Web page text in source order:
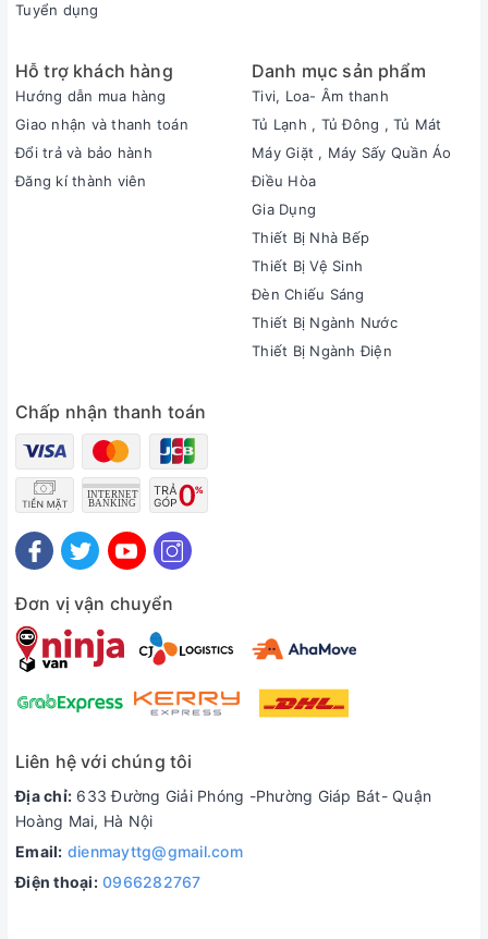
Tuyển dụng
Hỗ trợ khách hàng
Hướng dẫn mua hàng
Giao nhận và thanh toán
Đổi trả và bảo hành
Đăng kí thành viên
Danh mục sản phẩm
Tivi, Loa- Âm thanh
Tủ Lạnh , Tủ Đông , Tủ Mát
Máy Giặt , Máy Sấy Quần Áo
Điều Hòa
Gia Dụng
Thiết Bị Nhà Bếp
Thiết Bị Vệ Sinh
Đèn Chiếu Sáng
Thiết Bị Ngành Nước
Thiết Bị Ngành Điện
Chấp nhận thanh toán
Đơn vị vận chuyển
Liên hệ với chúng tôi
Địa chỉ: 633 Đường Giải Phóng -Phường Giáp Bát- Quận
Hoàng Mai, Hà Nội
Email: dienmayttg@gmail.com
Điện thoại: 0966282767